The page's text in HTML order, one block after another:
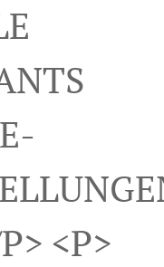
<p>